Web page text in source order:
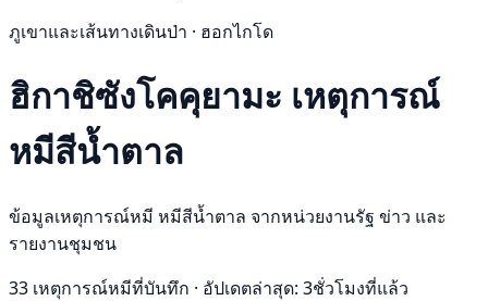
ภูเขาและเส้นทางเดินป่า · ฮอกไกโด
ฮิกาชิซังโคคุยามะ เหตุการณ์
หมีสีน้ำตาล
ข้อมูลเหตุการณ์หมี หมีสีน้ำตาล จากหน่วยงานรัฐ ข่าว และ
รายงานชุมชน
33 เหตุการณ์หมีที่บันทึก · อัปเดตล่าสุด: 3ชั่วโมงที่แล้ว